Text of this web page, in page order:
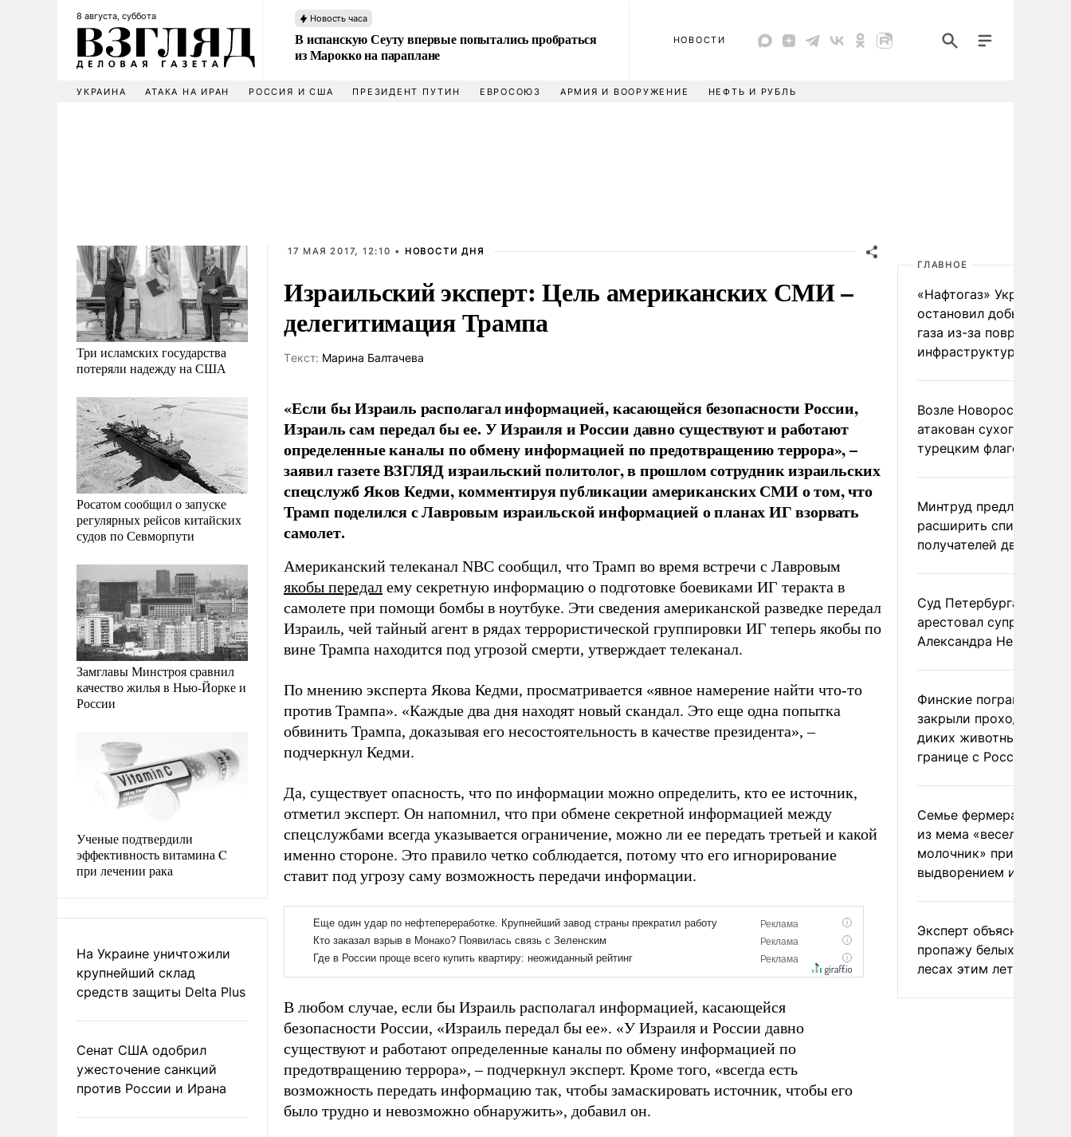
8 августа, суббота Новость часа
В испанскую Сеуту впервые попытались пробраться
из Марокко на параплане
НОВОСТИ
УКРАИНА АТАКА НА ИРАН РОССИЯ И США ПРЕЗИДЕНТ ПУТИН ЕВРОСОЮЗ АРМИЯ И ВООРУЖЕНИЕ НЕФТЬ И РУБЛЬ
Три исламских государства
потеряли надежду на США
Росатом сообщил о запуске
регулярных рейсов китайских
судов по Севморпути
Замглавы Минстроя сравнил
качество жилья в Нью-Йорке и
России
Ученые подтвердили
эффективность витамина C
при лечении рака
На Украине уничтожили
крупнейший склад
средств защиты Delta Plus
Сенат США одобрил
ужесточение санкций
против России и Ирана
17 МАЯ 2017, 12:10 • НОВОСТИ ДНЯ
Израильский эксперт: Цель американских СМИ –
делегитимация Трампа
Tекст: Марина Балтачева
«Если бы Израиль располагал информацией, касающейся безопасности России,
Израиль сам передал бы ее. У Израиля и России давно существуют и работают
определенные каналы по обмену информацией по предотвращению террора», –
заявил газете ВЗГЛЯД израильский политолог, в прошлом сотрудник израильских
спецслужб Яков Кедми, комментируя публикации американских СМИ о том, что
Трамп поделился с Лавровым израильской информацией о планах ИГ взорвать
самолет.
Американский телеканал NBC сообщил, что Трамп во время встречи с Лавровым
якобы передал ему секретную информацию о подготовке боевиками ИГ теракта в
самолете при помощи бомбы в ноутбуке. Эти сведения американской разведке передал
Израиль, чей тайный агент в рядах террористической группировки ИГ теперь якобы по
вине Трампа находится под угрозой смерти, утверждает телеканал.
По мнению эксперта Якова Кедми, просматривается «явное намерение найти что-то
против Трампа». «Каждые два дня находят новый скандал. Это еще одна попытка
обвинить Трампа, доказывая его несостоятельность в качестве президента», –
подчеркнул Кедми.
Да, существует опасность, что по информации можно определить, кто ее источник,
отметил эксперт. Он напомнил, что при обмене секретной информацией между
спецслужбами всегда указывается ограничение, можно ли ее передать третьей и какой
именно стороне. Это правило четко соблюдается, потому что его игнорирование
ставит под угрозу саму возможность передачи информации.
В любом случае, если бы Израиль располагал информацией, касающейся
безопасности России, «Израиль передал бы ее». «У Израиля и России давно
существуют и работают определенные каналы по обмену информацией по
предотвращению террора», – подчеркнул эксперт. Кроме того, «всегда есть
возможность передать информацию так, чтобы замаскировать источник, чтобы его
было трудно и невозможно обнаружить», добавил он.
ГЛАВНОЕ
«Нафтогаз» Украины
остановил добычу
газа из-за повреждения
инфраструктуры
Возле Новороссийска
атакован сухогруз под
турецким флагом
Минтруд предложил
расширить список
получателей двух
Суд Петербурга заочно
арестовал супругу
Александра Невзорова
Финские пограничники
закрыли проходы для
диких животных на
границе с Россией
Семье фермера
из мема «веселый
молочник» пригрозили
выдворением из
Эксперт объяснил
пропажу белых грибов
лесах этим летом